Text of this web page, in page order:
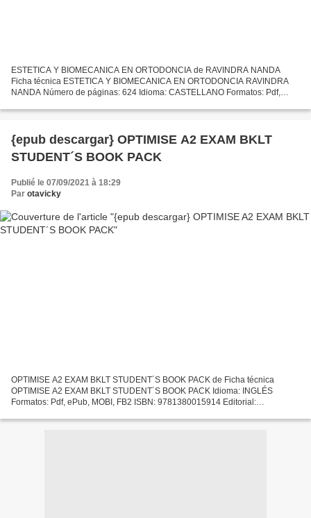
ESTETICA Y BIOMECANICA EN ORTODONCIA de RAVINDRA NANDA
Ficha técnica ESTETICA Y BIOMECANICA EN ORTODONCIA RAVINDRA
NANDA Número de páginas: 624 Idioma: CASTELLANO Formatos: Pdf,
2016...
{epub descargar} OPTIMISE A2 EXAM BKLT
STUDENT´S BOOK PACK
Publié le 07/09/2021 à 18:29
Par otavicky
OPTIMISE A2 EXAM BKLT STUDENT´S BOOK PACK de Ficha técnica
OPTIMISE A2 EXAM BKLT STUDENT´S BOOK PACK Idioma: INGLÉS
Formatos: Pdf, ePub, MOBI, FB2 ISBN: 9781380015914 Editorial:
gratis E book...